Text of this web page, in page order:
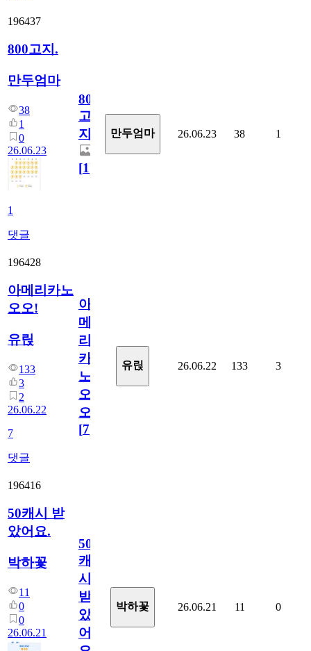
196437
800고지.
만두엄마
38
1
0
26.06.23
1
댓글
800
고
지.
[1]
만두엄마 26.06.23 38 1
196428
아메리카노
오오!
유릱
133
3
2
26.06.22
7
댓글
아
메
리
카
노
오
오!
[7]
유릱 26.06.22 133 3
196416
50캐시 받
았어요.
박하꽃
11
0
0
26.06.21
50
캐
시
받
았
어
박하꽃 26.06.21 11 0